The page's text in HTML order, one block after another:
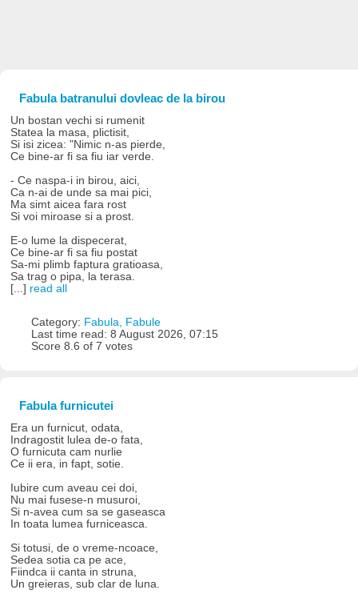
Fabula batranului dovleac de la birou
Un bostan vechi si rumenit
Statea la masa, plictisit,
Si isi zicea: "Nimic n-as pierde,
Ce bine-ar fi sa fiu iar verde.
- Ce naspa-i in birou, aici,
Ca n-ai de unde sa mai pici,
Ma simt aicea fara rost
Si voi miroase si a prost.
E-o lume la dispecerat,
Ce bine-ar fi sa fiu postat
Sa-mi plimb faptura gratioasa,
Sa trag o pipa, la terasa.
[...] read all
Category: Fabula, Fabule
Last time read: 8 August 2026, 07:15
Score 8.6 of 7 votes
Fabula furnicutei
Era un furnicut, odata,
Indragostit lulea de-o fata,
O furnicuta cam nurlie
Ce ii era, in fapt, sotie.
Iubire cum aveau cei doi,
Nu mai fusese-n musuroi,
Si n-avea cum sa se gaseasca
In toata lumea furniceasca.
Si totusi, de o vreme-ncoace,
Sedea sotia ca pe ace,
Fiindca ii canta in struna,
Un greieras, sub clar de luna.